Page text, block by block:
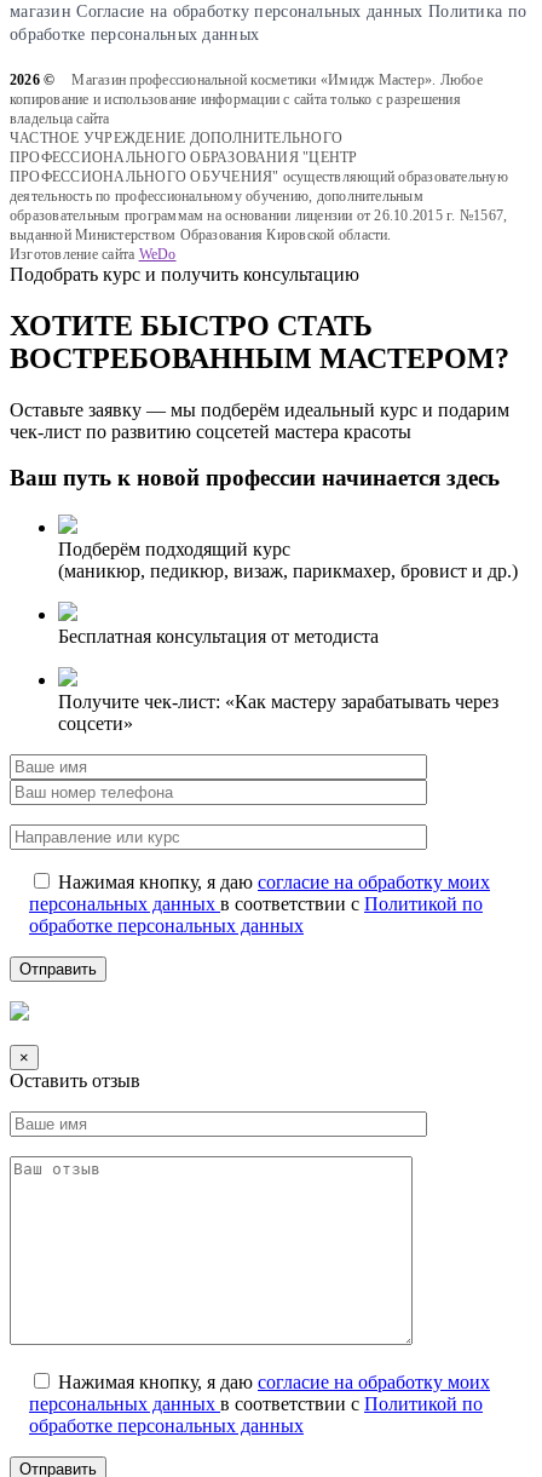
магазинCогласие на обработку персональных данныхПолитика по
обработке персональных данных
2026 ©
Магазин профессиональной косметики «Имидж Мастер». Любое
копирование и использование информации с сайта только с разрешения
владельца сайта
ЧАСТНОЕ УЧРЕЖДЕНИЕ ДОПОЛНИТЕЛЬНОГО
ПРОФЕССИОНАЛЬНОГО ОБРАЗОВАНИЯ "ЦЕНТР
ПРОФЕССИОНАЛЬНОГО ОБУЧЕНИЯ" осуществляющий образовательную
деятельность по профессиональному обучению, дополнительным
образовательным программам на основании лицензии от 26.10.2015 г. №1567,
выданной Министерством Образования Кировской области.
Изготовление сайта WeDo
Подобрать курс и получить консультацию
ХОТИТЕ БЫСТРО СТАТЬ
ВОСТРЕБОВАННЫМ МАСТЕРОМ?
Оставьте заявку — мы подберём идеальный курс и подарим
чек-лист по развитию соцсетей мастера красоты
Ваш путь к новой профессии начинается здесь
Подберём подходящий курс
(маникюр, педикюр, визаж, парикмахер, бровист и др.)
Бесплатная консультация от методиста
Получите чек-лист: «Как мастеру зарабатывать через
соцсети»
Нажимая кнопку, я даю согласие на обработку моих
персональных данных в соответствии с Политикой по
обработке персональных данных
×
Оставить отзыв
Нажимая кнопку, я даю согласие на обработку моих
персональных данных в соответствии с Политикой по
обработке персональных данных